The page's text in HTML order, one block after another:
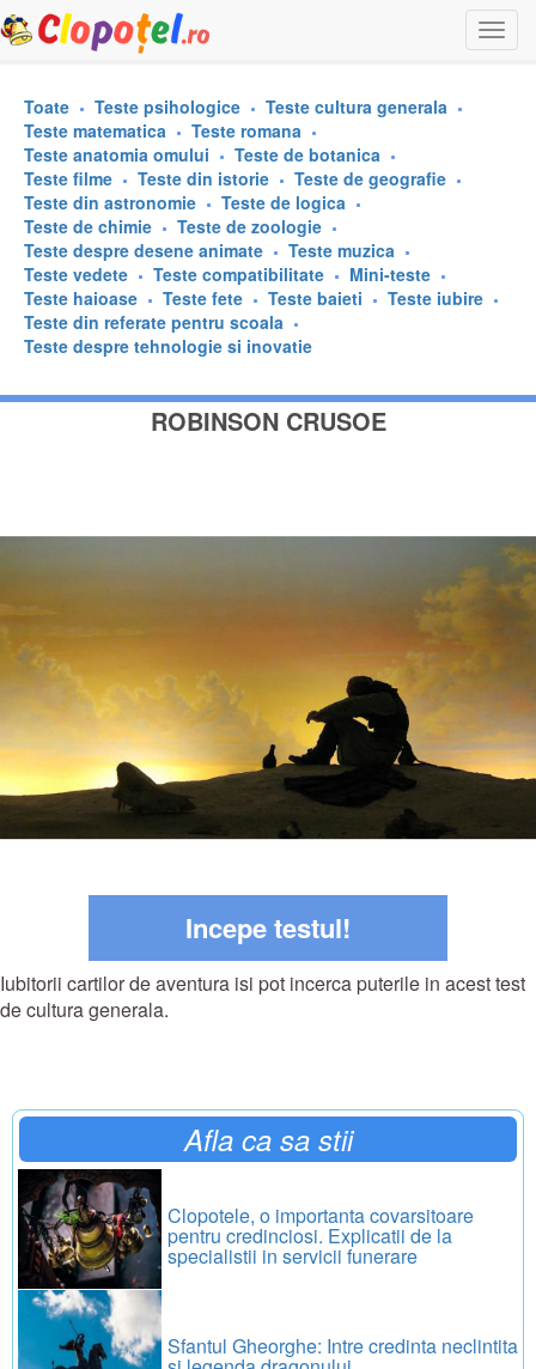
Toate Teste psihologice
Teste cultura generala
Teste matematica
Teste romana
Teste anatomia omului
Teste de botanica
Teste filme
Teste din istorie
Teste de geografie
Teste din astronomie
Teste de logica
Teste de chimie
Teste de zoologie
Teste despre desene animate
Teste muzica
Teste vedete
Teste compatibilitate
Mini-teste
Teste haioase
Teste fete Teste baieti
Teste iubire
Teste din referate pentru scoala
Teste despre tehnologie si inovatie
ROBINSON CRUSOE
Incepe testul!
Iubitorii cartilor de aventura isi pot incerca puterile in acest test
de cultura generala.
Afla ca sa stii
Clopotele, o importanta covarsitoare
pentru credinciosi. Explicatii de la
specialistii in servicii funerare
Sfantul Gheorghe: Intre credinta neclintita